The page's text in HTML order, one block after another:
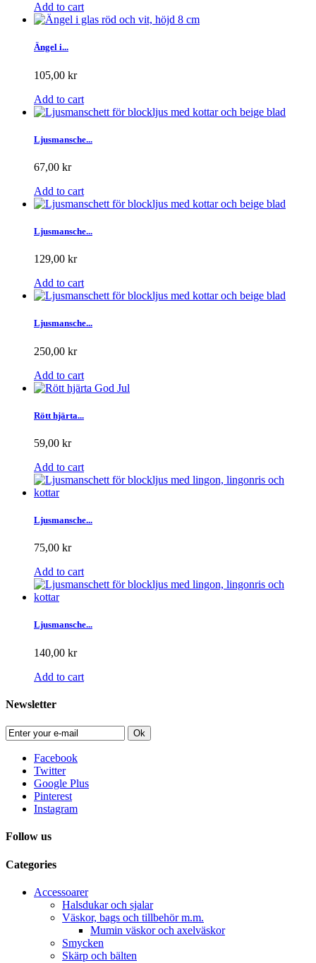
Add to cart
Ängel i...
105,00 kr
Add to cart
Ljusmansche...
67,00 kr
Add to cart
Ljusmansche...
129,00 kr
Add to cart
Ljusmansche...
250,00 kr
Add to cart
Rött hjärta...
59,00 kr
Add to cart
Ljusmansche...
75,00 kr
Add to cart
Ljusmansche...
140,00 kr
Add to cart
Newsletter
Ok
Facebook
Twitter
Google Plus
Pinterest
Instagram
Follow us
Categories
Accessoarer
Halsdukar och sjalar
Väskor, bags och tillbehör m.m.
Mumin väskor och axelväskor
Smycken
Skärp och bälten